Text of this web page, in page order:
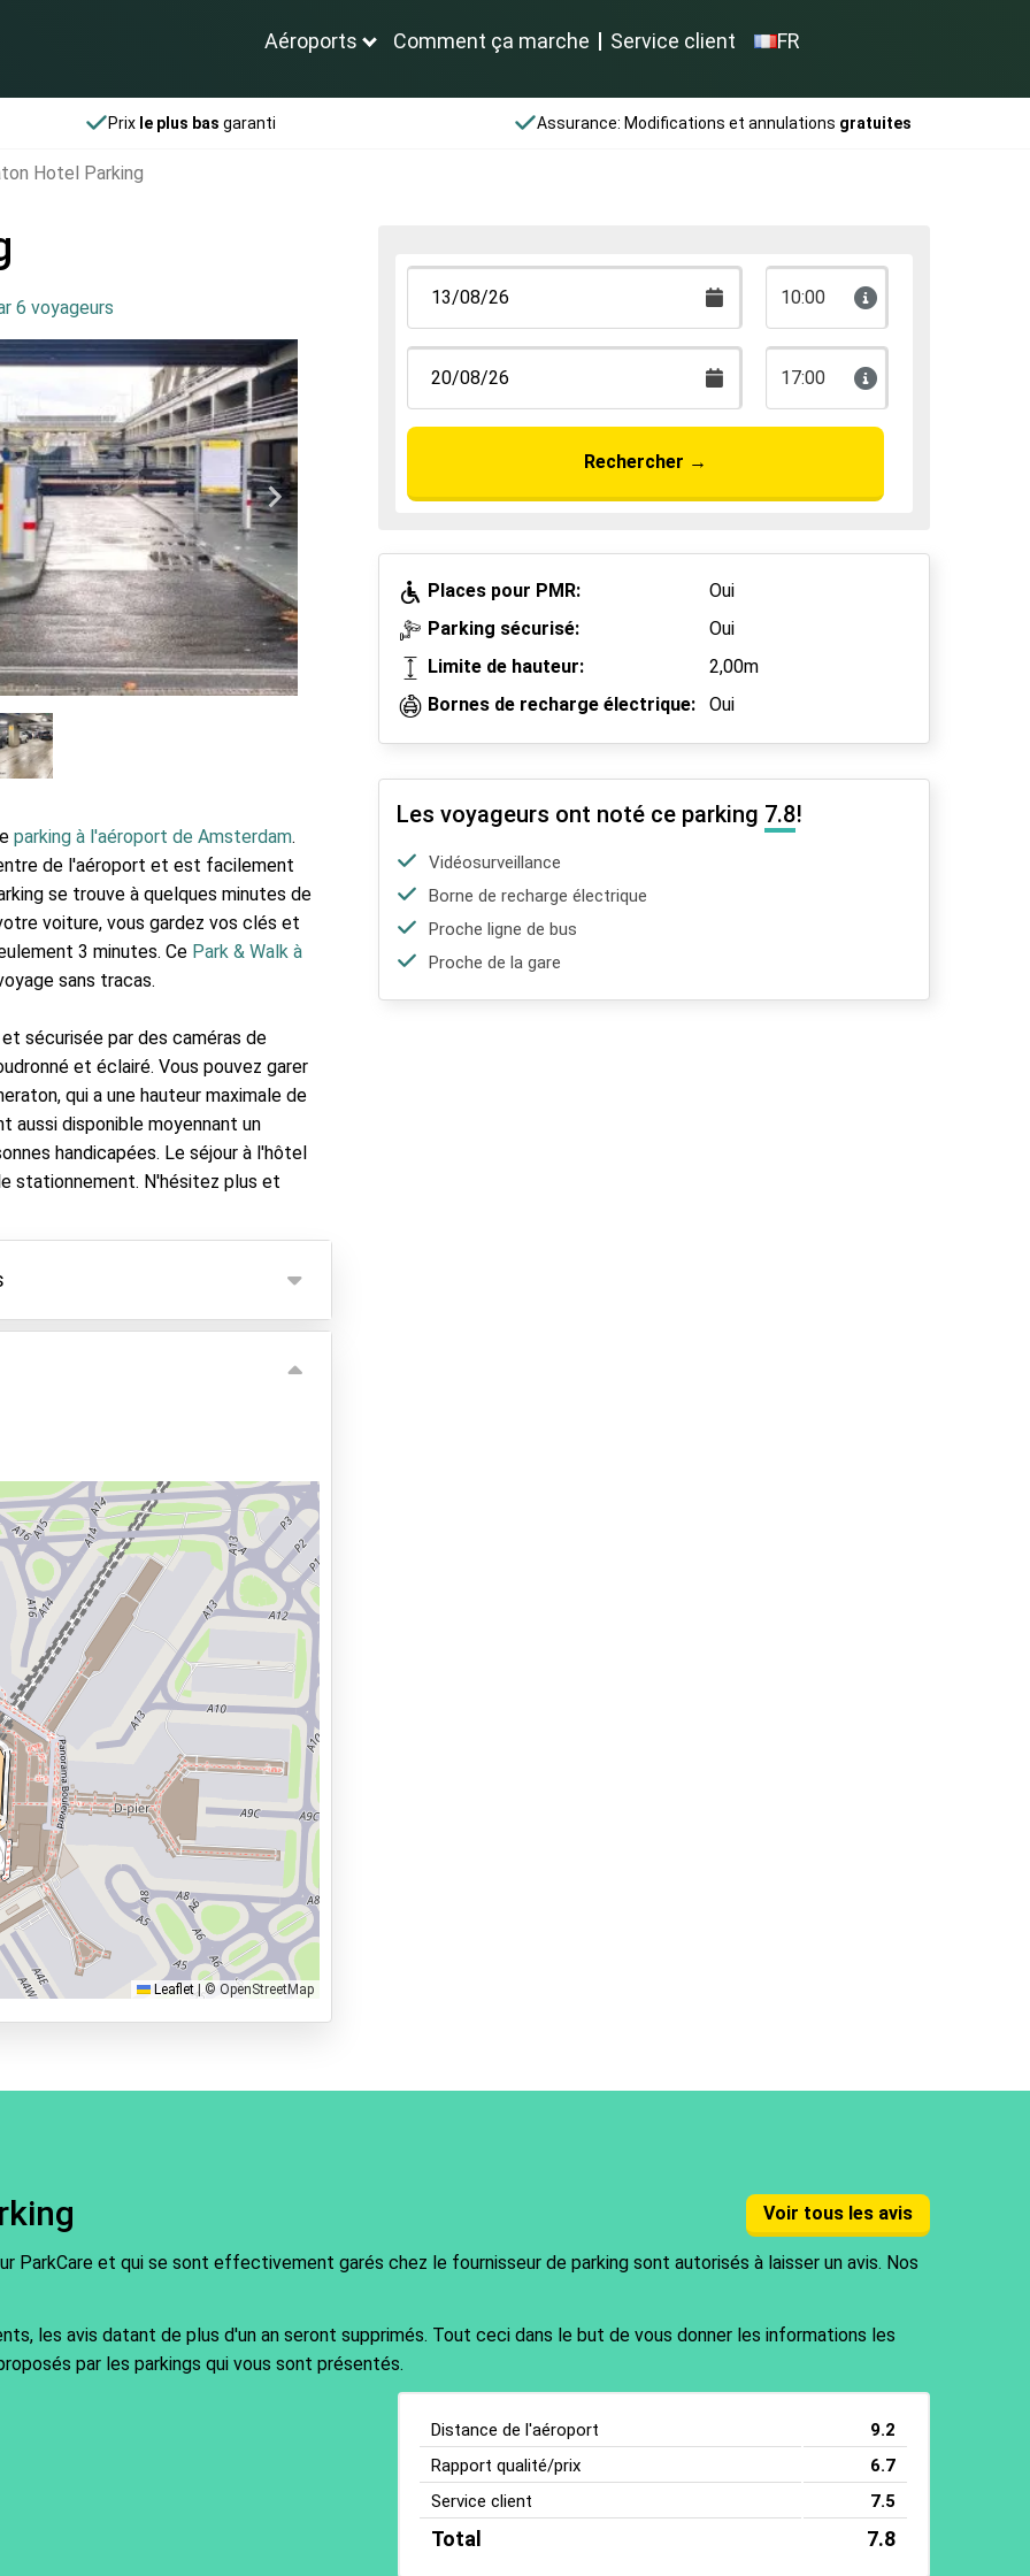
Aéroports Comment ça marche Service client FR
Prix le plus bas garanti Assurance: Modifications et annulations gratuites
Hotel Parking
6 voyageurs
parking à l'aéroport de Amsterdam.
de l'aéroport et est facilement
se trouve à quelques minutes de
voiture, vous gardez vos clés et
3 minutes. Ce Park & Walk à
sans tracas.
sécurisée par des caméras de
et éclairé. Vous pouvez garer
qui a une hauteur maximale de
aussi disponible moyennant un
handicapées. Le séjour à l'hôtel
stationnement. N'hésitez plus et
Leaflet |© OpenStreetMap
10:00
17:00
Rechercher →
Places pour PMR:
Oui
Parking sécurisé:
Oui
Limite de hauteur:
2,00m
Bornes de recharge électrique:
Oui
Les voyageurs ont noté ce parking 7.8!
Vidéosurveillance
Borne de recharge électrique
Proche ligne de bus
Proche de la gare
Voir tous les avis
et qui se sont effectivement garés chez le fournisseur de parking sont autorisés à laisser un avis. Nos
les avis datant de plus d'un an seront supprimés. Tout ceci dans le but de vous donner les informations les
par les parkings qui vous sont présentés.
Distance de l'aéroport
9.2
Rapport qualité/prix
6.7
Service client
7.5
Total 7.8